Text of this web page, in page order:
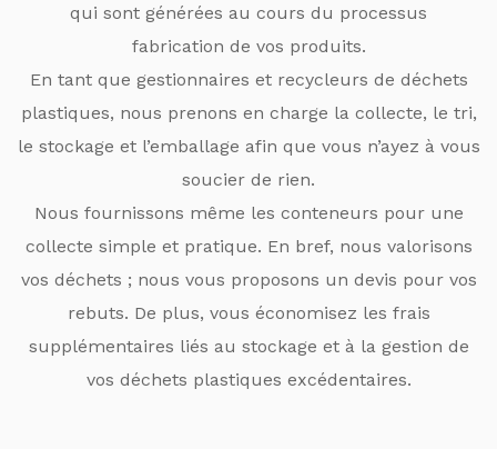
qui sont générées au cours du processus
fabrication de vos produits.
En tant que gestionnaires et recycleurs de déchets
plastiques, nous prenons en charge la collecte, le tri,
le stockage et l’emballage afin que vous n’ayez à vous
soucier de rien.
Nous fournissons même les conteneurs pour une
collecte simple et pratique. En bref, nous valorisons
vos déchets ; nous vous proposons un devis pour vos
rebuts. De plus, vous économisez les frais
supplémentaires liés au stockage et à la gestion de
vos déchets plastiques excédentaires.